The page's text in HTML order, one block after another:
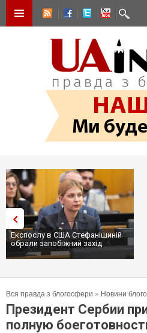
Експослу в США Стефанішиній
обрали запобіжний захід
Вся правда з блогосфери » Новини
Президент Сербии
полную